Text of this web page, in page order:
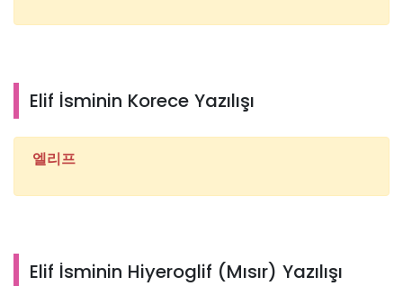
Elif İsminin Korece Yazılışı
엘리프
Elif İsminin Hiyeroglif (Mısır) Yazılışı